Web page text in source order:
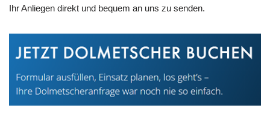
Ihr Anliegen direkt und bequem an uns zu senden.